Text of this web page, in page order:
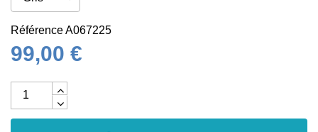
RéférenceA067225
99,00 €